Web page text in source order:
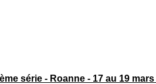
série - Roanne - 17 au 19 mars